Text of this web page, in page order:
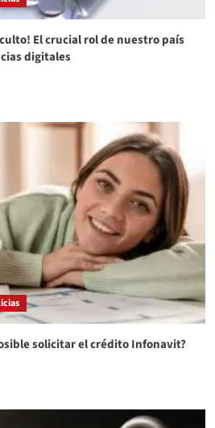
El crucial rol de nuestro país
digitales
solicitar el crédito Infonavit?